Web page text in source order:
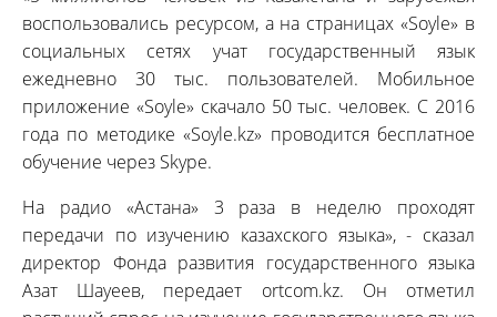
воспользовались ресурсом, а на страницах «Soyle» в
социальных сетях учат государственный язык
ежедневно 30 тыс. пользователей. Мобильное
приложение «Soyle» скачало 50 тыс. человек. С 2016
года по методике «Soyle.kz» проводится бесплатное
обучение через Skype.
На радио «Астана» 3 раза в неделю проходят
передачи по изучению казахского языка», - сказал
директор Фонда развития государственного языка
Азат Шауеев, передает ortcom.kz. Он отметил